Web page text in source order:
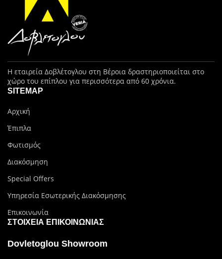
Η εταιρεία Δοβλέτογλου στη Βέροια δραστηριοποιείται στο
χώρο του επίπλου για περισσότερα από 60 χρόνια.
SITEMAP
Αρχική
Έπιπλα
Φωτισμός
Διακόσμηση
Special Offers
Υπηρεσία Εσωτερικής Διακόσμησης
Επικοινωνία
ΣΤΟΙΧΕΊΑ ΕΠΙΚΟΙΝΩΝΊΑΣ
Dovletoglou Showroom